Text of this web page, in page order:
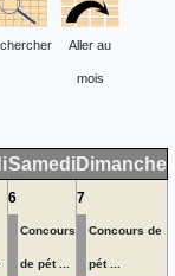
Aller au
mois
Samedi Dimanche
6
Concours
de pét ...
7
Concours de
pét ...